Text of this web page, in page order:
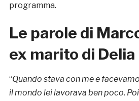
programma.
Le parole di
ex marito di Delia
“Quando stava con me e
il mondo lei lavorava ben poco.